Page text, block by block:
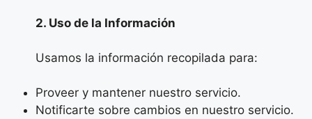
2. Uso de la Información
Usamos la información recopilada para:
Proveer y mantener nuestro servicio.
Notificarte sobre cambios en nuestro servicio.